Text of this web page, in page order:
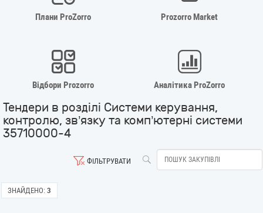
Плани ProZorro Prozorro Market
Відбори Prozorro Аналітика ProZorro
Тендери в розділі Системи керування,
контролю, зв’язку та комп’ютерні системи
35710000-4
ФІЛЬТРУВАТИ
ЗНАЙДЕНО: 3